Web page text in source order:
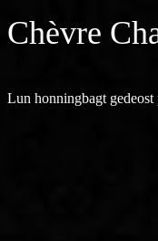
Chèvre
Lun honningbagt